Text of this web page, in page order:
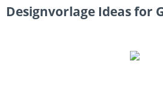
Designvorlage Ideas for